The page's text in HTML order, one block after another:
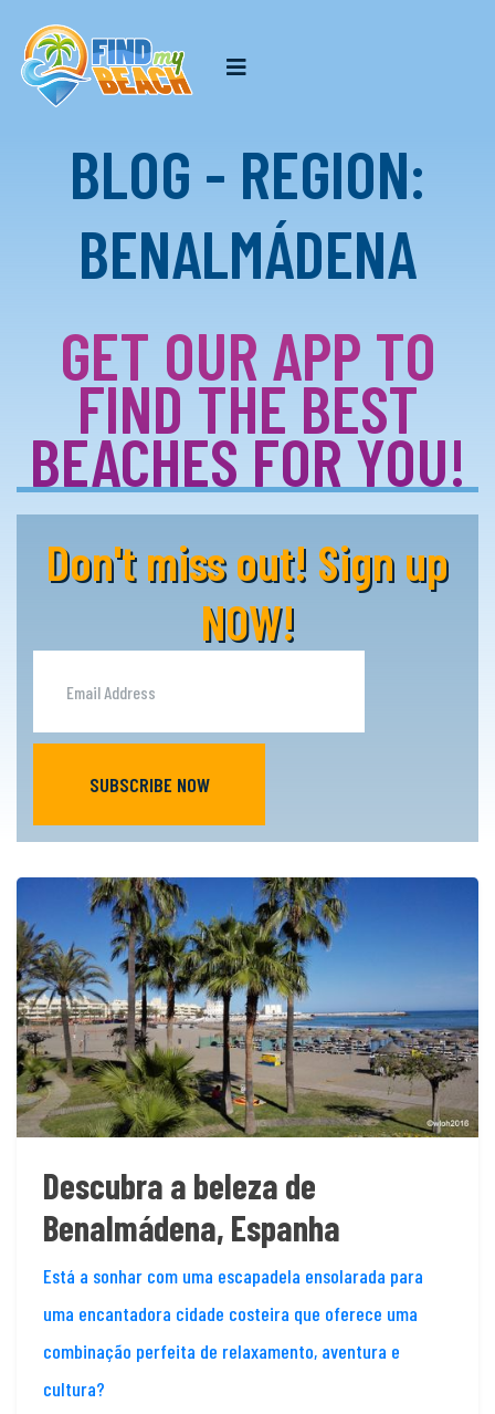
BLOG - REGION:
BENALMÁDENA
GET OUR APP TO
FIND THE BEST
BEACHES FOR YOU!
Don't miss out! Sign up
NOW!
SUBSCRIBE NOW
Descubra a beleza de
Benalmádena, Espanha
Está a sonhar com uma escapadela ensolarada para
uma encantadora cidade costeira que oferece uma
combinação perfeita de relaxamento, aventura e
cultura?